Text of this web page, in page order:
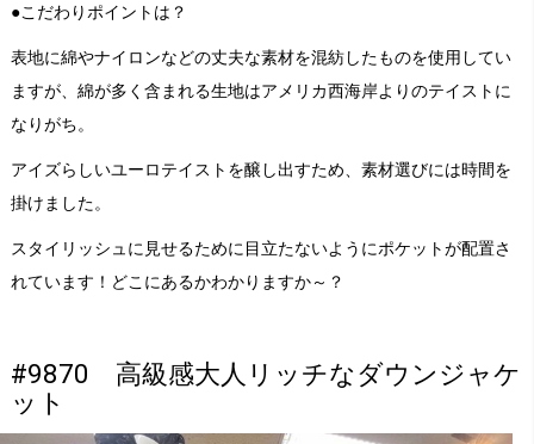
●こだわりポイントは？
表地に綿やナイロンなどの丈夫な素材を混紡したものを使用してい
ますが、綿が多く含まれる生地はアメリカ西海岸よりのテイストに
なりがち。
アイズらしいユーロテイストを醸し出すため、素材選びには時間を
掛けました。
スタイリッシュに見せるために目立たないようにポケットが配置さ
れています！どこにあるかわかりますか～？
#9870 高級感大人リッチなダウンジャケ
ット